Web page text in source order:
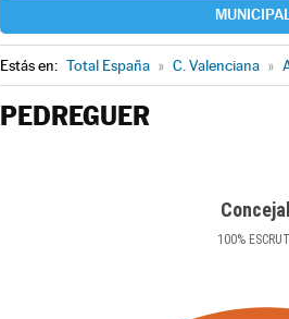
Estás en: Total España » C. Valenciana »
PEDREGUER
100%